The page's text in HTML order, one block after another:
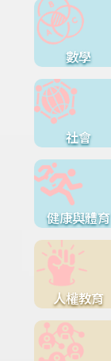
數學
社會
健康與體育
人權教育